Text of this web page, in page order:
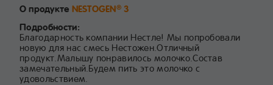
О продукте NESTOGEN®3
Подробности:
Благодарность компании Нестле! Мы попробовали
новую для нас смесь Нестожен.Отличный
продукт.Малышу понравилось молочко.Состав
замечательный.Будем пить это молочко с
удовольствием.